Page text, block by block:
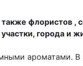
флористов ,
города и
ароматами. В